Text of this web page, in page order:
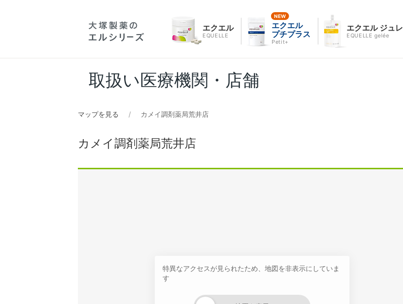
エクエル
EQUELLE
エクエル
プチプラス
Petit+
エクエル ジュレ
EQUELLE gelée
取扱い医療機関・店舗
マップを見る カメイ調剤薬局荒井店
カメイ調剤薬局荒井店
特異なアクセスが見られたため、地図を非表示にしていま
す